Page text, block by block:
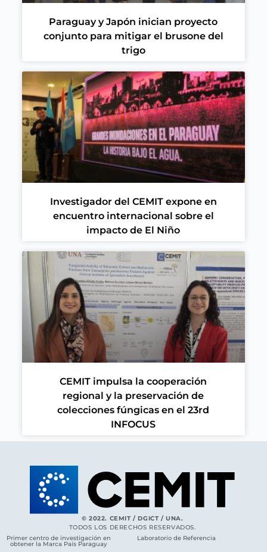
Paraguay y Japón inician proyecto
conjunto para mitigar el brusone del
trigo
Investigador del CEMIT expone en
encuentro internacional sobre el
impacto de El Niño
CEMIT impulsa la cooperación
regional y la preservación de
colecciones fúngicas en el 23rd
INFOCUS
© 2022. CEMIT / DGICT / UNA.
TODOS LOS DERECHOS RESERVADOS.
Primer centro de investigación en
obtener la Marca País Paraguay
Laboratorio de Referencia